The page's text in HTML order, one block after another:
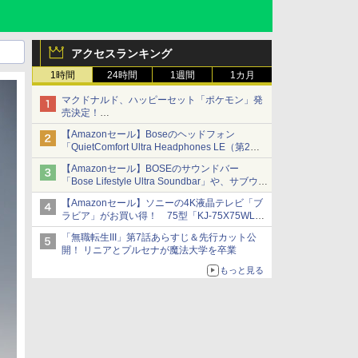
アクセスランキング
1時間 24時間 1週間 1カ月
マクドナルド、ハッピーセット「ポケモン」発
売決定！
ポケモン30周年記念で30匹が大集合
【Amazonセール】Boseのヘッドフォン
「QuietComfort Ultra Headphones LE（第2世
代）」などお買い得価格で登場
イマーシブオーディオで臨場感ある音楽体験が
楽しめる
【Amazonセール】BOSEのサウンドバー
「Bose Lifestyle Ultra Soundbar」や、サブウー
ファー「Bose Lifestyle Ultra Subwoofer」など
お買い得！
【Amazonセール】ソニーの4K液晶テレビ「ブ
ラビア」がお買い得！ 75型「KJ-75X75WL」
などラインナップ
「無職転生III」第7話あらすじ＆先行カット公
開！ リニアとプルセナが魔法大学を卒業
もっと見る